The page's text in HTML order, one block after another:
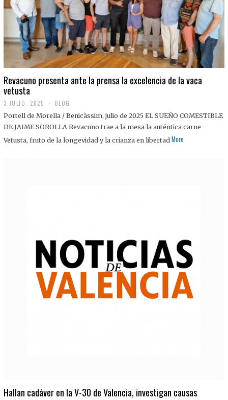
Revacuno presenta ante la prensa la excelencia de la vaca
vetusta
3 JULIO, 2025
J
U
I
BLOG
Portell de Morella / Benicàssim, julio de 2025 EL SUEÑO COMESTIBLE
DE JAIME SOROLLA Revacuno trae a la mesa la auténtica carne
Vetusta, fruto de la longevidad y la crianza en libertad More
Hallan cadáver en la V-30 de Valencia, investigan causas